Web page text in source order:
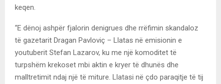
keqen.
“E dënoj ashpër fjalorin denigrues dhe rrëfimin skandaloz
të gazetarit Dragan Pavloviç – Llatas në emisionin e
youtuberit Stefan Lazarov, ku me një komoditet të
turpshëm krekoset mbi aktin e kryer të dhunës dhe
malltretimit ndaj një të miture. Llatasi në çdo paraqitje të tij